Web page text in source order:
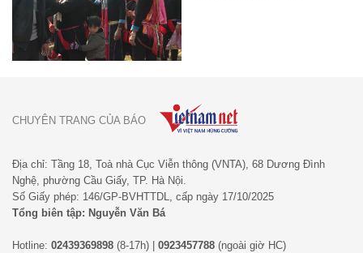
Địa chỉ: Tầng 18, Toà nhà Cục Viễn thông (VNTA), 68 Dương Đình
Nghệ, phường Cầu Giấy, TP. Hà Nội.
Số Giấy phép: 146/GP-BVHTTDL, cấp ngày 17/10/2025
Tổng biên tập: Nguyễn Văn Bá
Hotline: 02439369898 (8-17h) | 0923457788 (ngoài giờ HC)
CHUYÊN TRANG CỦA BÁO